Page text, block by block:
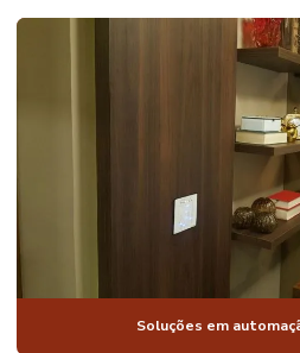
RESIDENCIAISSoluções em